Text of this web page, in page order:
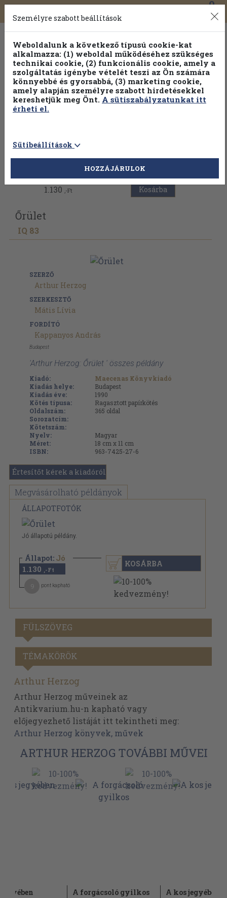
Toggle
navigation
0
Válogasson több mint 1.000.000 kiadványunk közül
100% kedvezménnyel!
Vissza az előző oldalra
1.130 ,-Ft Kosárba
Őrület
IQ 83
SZERZŐ
Arthur Herzog
SZERKESZTŐ
Mátis Lívia
FORDÍTÓ
Kappanyos András
Budapest
'Arthur Herzog: Őrület ' összes példány
Kiadó:
Maecenas Könyvkiadó
Kiadás helye:
Budapest
Kiadás éve:
1990
Kötés típusa:
Ragasztott papírkötés
Oldalszám:
365 oldal
Sorozatcím:
Kötetszám:
Nyelv:
Magyar
Méret:
18 cm x 11 cm
ISBN:
963-7425-27-6
Értesítőt kérek a kiadóról
Megvásárolható példányok
ÁLLAPOTFOTÓK
Jó állapotú példány.
Állapot: Jó
1.130 ,-Ft
pont kapható
KOSÁRBA
FÜLSZÖVEG
TÉMAKÖRÖK
Arthur Herzog
Arthur Herzog műveinek az
Antikvarium.hu-n kapható vagy
előjegyezhető listáját itt tekintheti meg:
Arthur Herzog könyvek, művek
ARTHUR HERZOG TOVÁBBI MŰVEI
A forgácsoló gyilkos A kos jegyében
Személyre szabott beállítások
Weboldalunk a következő típusú cookie-kat
alkalmazza: (1) weboldal működéséhez szükséges
technikai cookie, (2) funkcionális cookie, amely a
szolgáltatás igénybe vételét teszi az Ön számára
könnyebbé és gyorsabbá, (3) marketing cookie,
amely alapján személyre szabott hirdetésekkel
kereshetjük meg Önt. A sütiszabályzatunkat itt
érheti el.
Sütibeállítások
HOZZÁJÁRULOK